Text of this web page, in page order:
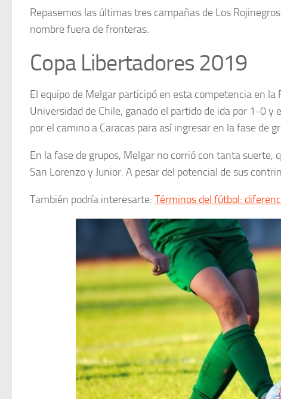
Repasemos las últimas tres campañas de Los
nombre fuera de fronteras.
Copa Libertadores 2019
El equipo de Melgar participó en esta competencia en
Universidad de Chile, ganado el partido de ida por 1-0
por el camino a Caracas para así ingresar en la fase de
En la fase de grupos, Melgar no corrió con tanta suerte,
San Lorenzo y Junior. A pesar del potencial de sus
También podría interesarte: Términos del fútbol: